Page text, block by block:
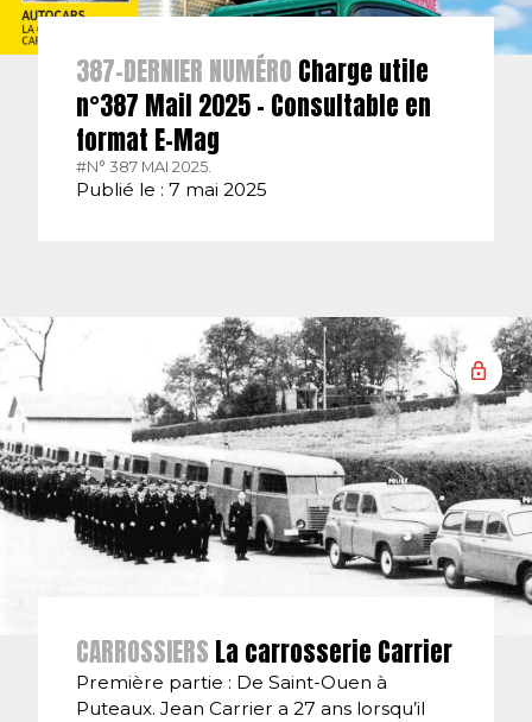
387-DERNIER NUMÉRO Charge utile
n°387 Mail 2025 – Consultable en
format E-Mag
#N° 387 MAI 2025.
Publié le : 7 mai 2025
CARROSSIERS La carrosserie Carrier
Première partie : De Saint-Ouen à
Puteaux. Jean Carrier a 27 ans lorsqu’il